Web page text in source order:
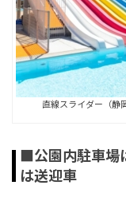
直線スライダー（静
■公園内駐車場
は送迎車